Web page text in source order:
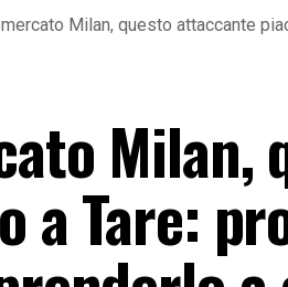
Milan, questo attaccante
Milan,
a Tare: